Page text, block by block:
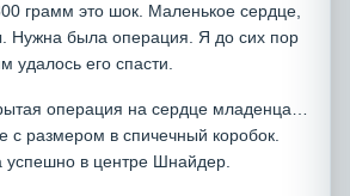
грамм это шок. Маленькое сердце,
Нужна была операция. Я до сих пор
удалось его спасти.
операция на сердце младенца…
с размером в спичечный коробок.
в центре Шнайдер.